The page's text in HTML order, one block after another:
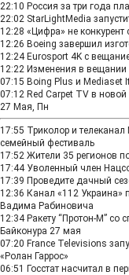
22:10 Россия за три года
22:02 StarLightMedia
12:28 «Цифра» не конкурент
12:26 Boeing завершил
12:24 Eurosport 4K с
12:22 Изменения в
07:15 Boing Plus и Mediaset
07:12 Red Carpet TV в новой
27 Мая, Пн
17:55 Триколор и телеканал
семейный фестиваль
17:52 Жители 35 регионов
17:44 Уволенный член
17:39 Проведите дачный
12:36 Канал «112 Украина»
Вадима Рабиновича
12:34 Ракету “Протон-М” со
Байконура 27 мая
07:20 France Televisions
«Ролан Гаррос»
06:51 Госстат насчитал в